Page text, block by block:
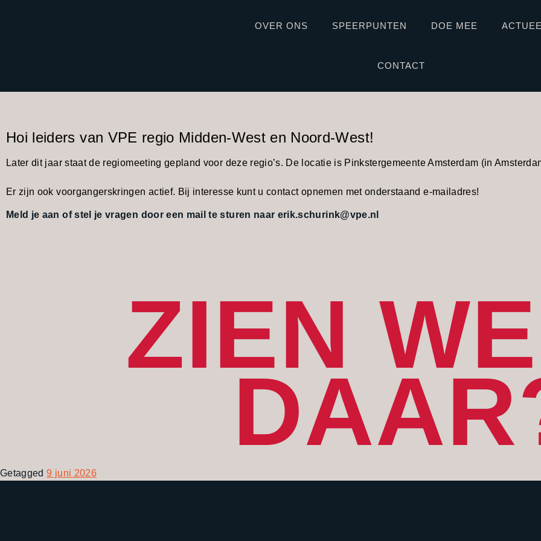
OVER ONS SPEERPUNTEN DOE MEE
CONTACT
Hoi leiders van VPE regio Midden-West en Noord-West!
Later dit jaar staat de regiomeeting gepland voor deze regio’s. De locatie is Pinkstergemeente Amsterdam (in
Er zijn ook voorgangerskringen actief. Bij interesse kunt u contact opnemen met onderstaand e-mailadres!
Meld je aan of stel je vragen door een mail te sturen naar erik.schurink@vpe.nl
ZIEN
Getagged9 juni 2026